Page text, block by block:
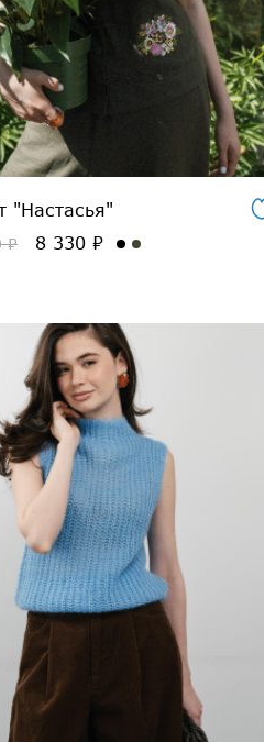
"Настасья"
₽ 8 330 ₽